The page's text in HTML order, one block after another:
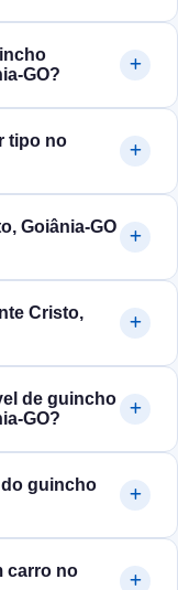
tipo no
Goiânia‑GO
Cristo,
de guincho
do guincho
carro no